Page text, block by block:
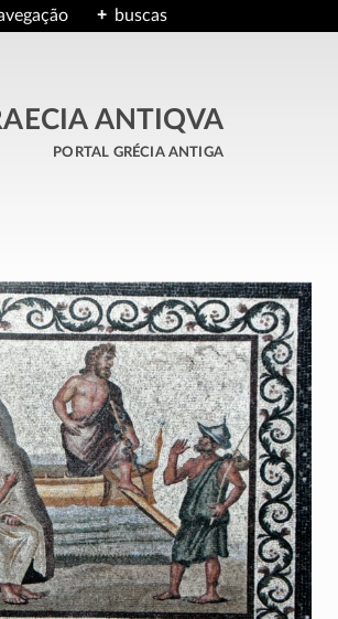
buscas
ANTIQVA
portal grécia antiga